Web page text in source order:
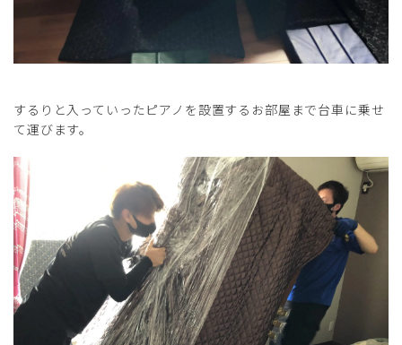
するりと入っていったピアノを設置するお部屋まで台車に乗せ
て運びます。